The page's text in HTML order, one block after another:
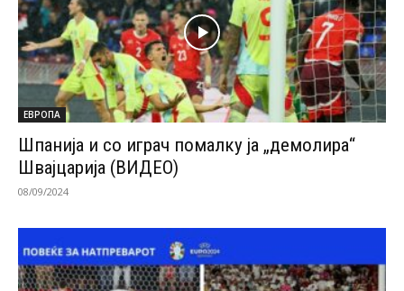
ЕВРОПА
Шпанија и со играч помалку ја „демолира“
Швајцарија (ВИДЕО)
08/09/2024